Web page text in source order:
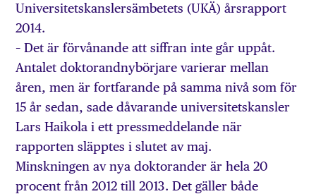
Universitetskanslersämbetets (UKÄ) årsrapport
2014.
– Det är förvånande att siffran inte går uppåt.
Antalet doktorandnybörjare varierar mellan
åren, men är fortfarande på samma nivå som för
15 år sedan, sade dåvarande universitetskansler
Lars Haikola i ett pressmeddelande när
rapporten släpptes i slutet av maj.
Minskningen av nya doktorander är hela 20
procent från 2012 till 2013. Det gäller både